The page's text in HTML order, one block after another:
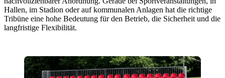
Hallen, im Stadion oder auf kommunalen Anlagen hat die richtige
Tribüne eine hohe Bedeutung für den Betrieb, die Sicherheit und die
langfristige Flexibilität.